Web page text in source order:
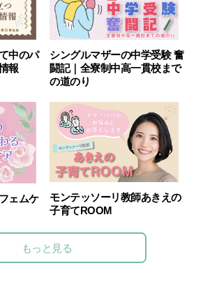
中のパ
報
シングルマザーの中学受験 奮
闘記｜全寮制中高一貫校まで
の道のり
ェムケ
モンテッソーリ教師あきえの
子育てROOM
もっと見る